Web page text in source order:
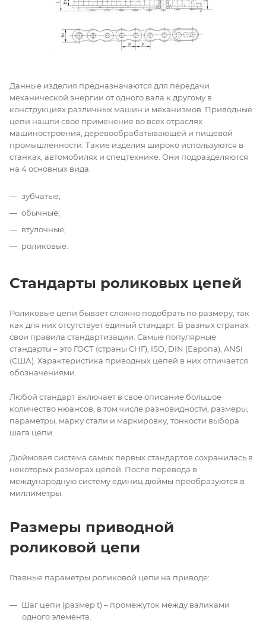
Данные изделия предназначаются для передачи
механической энергии от одного вала к другому в
конструкциях различных машин и механизмов. Приводные
цепи нашли своё применение во всех отраслях
машиностроения, деревообрабатывающей и пищевой
промышленности. Такие изделия широко используются в
станках, автомобилях и спецтехнике. Они подразделяются
на 4 основных вида:
зубчатые;
обычные;
втулочные;
роликовые.
Стандарты роликовых цепей
Роликовые цепи бывает сложно подобрать по размеру, так
как для них отсутствует единый стандарт. В разных странах
свои правила стандартизации. Самые популярные
стандарты – это ГОСТ (страны СНГ), ISO, DIN (Европа), ANSI
(США). Характеристика приводных цепей в них отличается
обозначениями.
Любой стандарт включает в свое описание большое
количество нюансов, в том числе разновидности, размеры,
параметры, марку стали и маркировку, тонкости выбора
шага цепи.
Дюймовая система самых первых стандартов сохранилась в
некоторых размерах цепей. После перевода в
международную систему единиц дюймы преобразуются в
миллиметры.
Размеры приводной
роликовой цепи
Главные параметры роликовой цепи на приводе:
Шаг цепи (размер t) – промежуток между валиками
одного элемента.